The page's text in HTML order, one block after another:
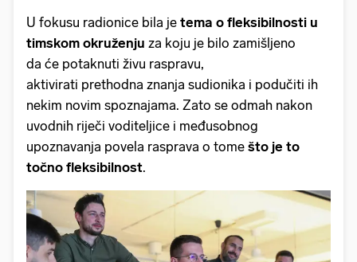
U fokusu radionice bila je tema o fleksibilnosti u
timskom okruženju za koju je bilo zamišljeno
da će potaknuti živu raspravu,
aktivirati prethodna znanja sudionika i podučiti ih
nekim novim spoznajama. Zato se odmah nakon
uvodnih riječi voditeljice i međusobnog
upoznavanja povela rasprava o tome što je to
točno fleksibilnost.